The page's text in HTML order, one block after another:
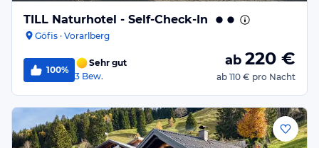
TILL Naturhotel - Self-Check-In
Göfis · Vorarlberg
100%
Sehr gut
3 Bew.
ab 220 €
ab 110 € pro Nacht